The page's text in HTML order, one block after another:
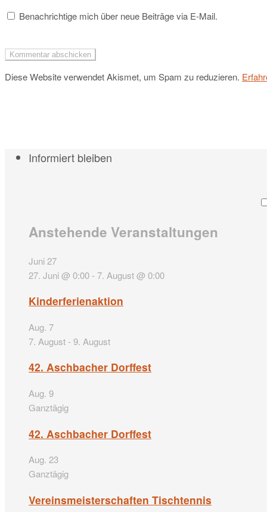
Benachrichtige mich über neue Beiträge via E-Mail.
Diese Website verwendet Akismet, um Spam zu reduzieren.
Informiert bleiben
Anstehende Veranstaltungen
Juni 27
27. Juni @ 0:00 - 7. August @ 0:00
Kinderferienaktion
Aug. 7
7. August - 9. August
42. Aschbacher Dorffest
Aug. 9
Ganztägig
42. Aschbacher Dorffest
Aug. 23
Ganztägig
Vereinsmeisterschaften Tischtennis